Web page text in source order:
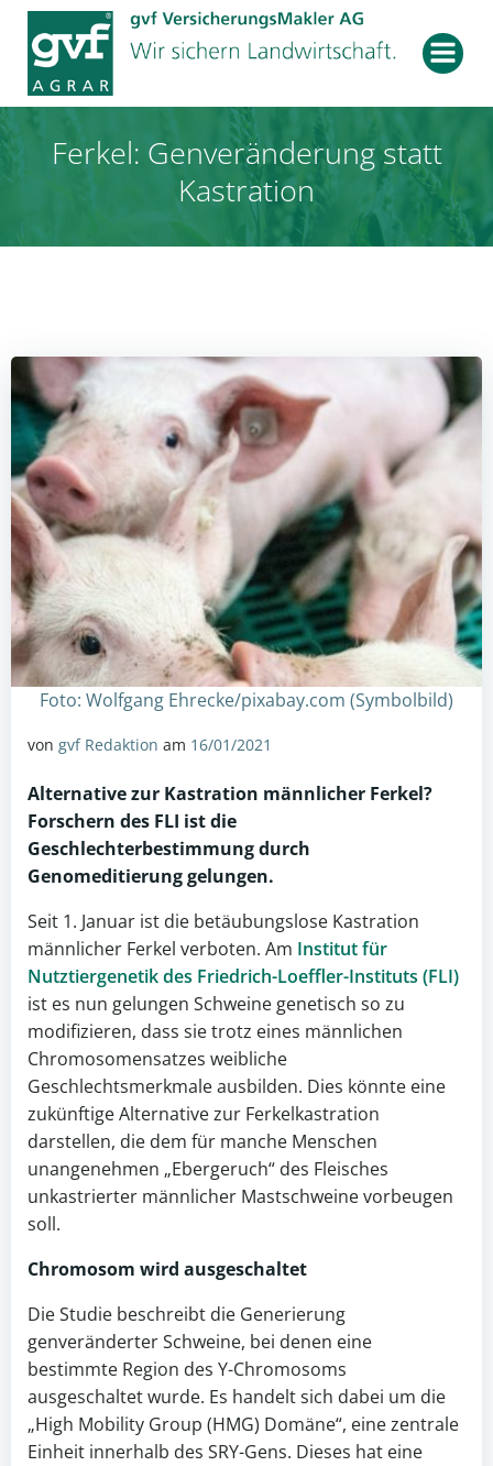
Zum
Inhalt
springen
Ferkel: Genveränderung statt
Kastration
Foto: Wolfgang Ehrecke/pixabay.com (Symbolbild)
von gvf Redaktion am 16/01/2021
Alternative zur Kastration männlicher Ferkel?
Forschern des FLI ist die
Geschlechterbestimmung durch
Genomeditierung gelungen.
Seit 1. Januar ist die betäubungslose Kastration
männlicher Ferkel verboten. Am Institut für
Nutztiergenetik des Friedrich-Loeffler-Instituts (FLI)
ist es nun gelungen Schweine genetisch so zu
modifizieren, dass sie trotz eines männlichen
Chromosomensatzes weibliche
Geschlechtsmerkmale ausbilden. Dies könnte eine
zukünftige Alternative zur Ferkelkastration
darstellen, die dem für manche Menschen
unangenehmen „Ebergeruch“ des Fleisches
unkastrierter männlicher Mastschweine vorbeugen
soll.
Chromosom wird ausgeschaltet
Die Studie beschreibt die Generierung
genveränderter Schweine, bei denen eine
bestimmte Region des Y-Chromosoms
ausgeschaltet wurde. Es handelt sich dabei um die
„High Mobility Group (HMG) Domäne“, eine zentrale
Einheit innerhalb des SRY-Gens. Dieses hat eine